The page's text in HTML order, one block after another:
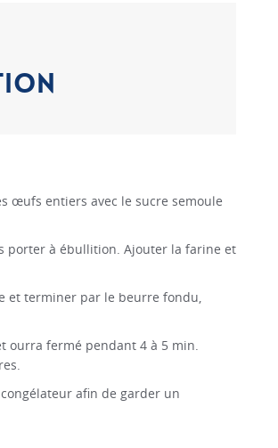
œufs entiers avec le sucre semoule
porter à ébullition. Ajouter la farine et
et terminer par le beurre fondu,
ourra fermé pendant 4 à 5 min.
afin de garder un